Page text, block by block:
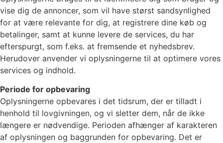
vise dig de annoncer, som vil have størst sandsynlighed
for at være relevante for dig, at registrere dine køb og
betalinger, samt at kunne levere de services, du har
efterspurgt, som f.eks. at fremsende et nyhedsbrev.
Herudover anvender vi oplysningerne til at optimere vores
services og indhold.
Periode for opbevaring
Oplysningerne opbevares i det tidsrum, der er tilladt i
henhold til lovgivningen, og vi sletter dem, når de ikke
længere er nødvendige. Perioden afhænger af karakteren
af oplysningen og baggrunden for opbevaring. Det er